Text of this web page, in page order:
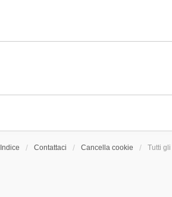
o
Indice Contattaci Cancella cookie Tutti